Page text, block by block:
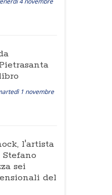
1 novembre
l'artista
sei
del